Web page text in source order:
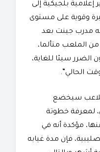
بلجيكية إلى
وقوية على مستوى
مدرب جينت بعد
من الملعب متألما،
الضرر سيئا للغاية،
الحالي”.
سيخضع
لمعرفة خطوتة
مؤكدة أنه في
فإن مدة غيابه